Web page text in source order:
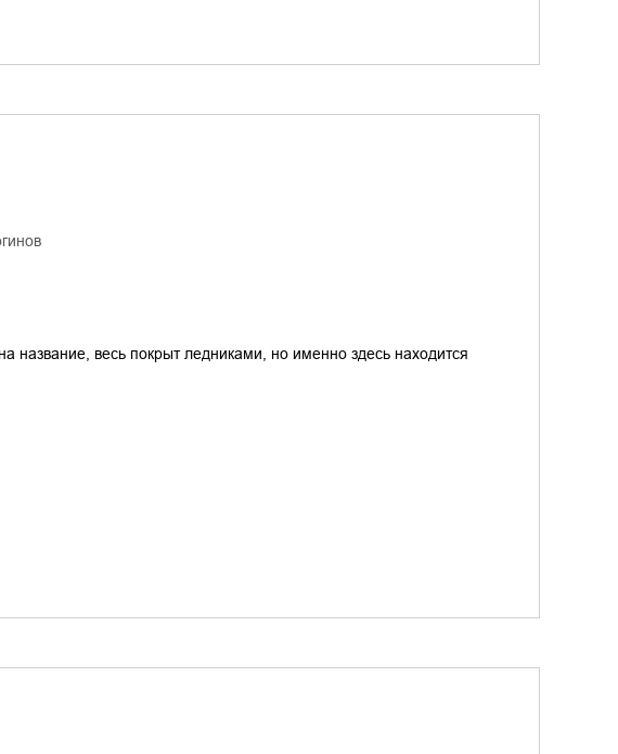
название, весь покрыт ледниками, но именно здесь находится